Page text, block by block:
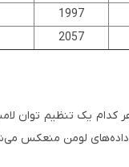
1997
2057
هر کدام یک تنظیم توان
لومن منعکس